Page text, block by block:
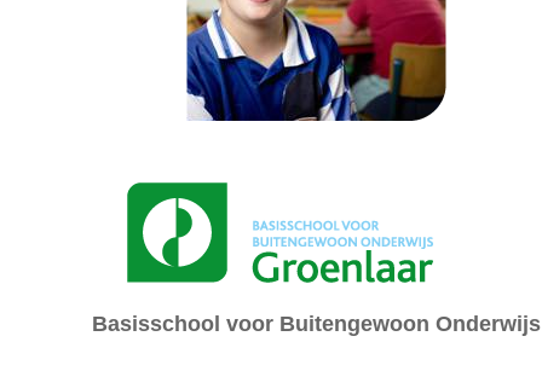
Basisschool voor Buitengewoon Onderwijs